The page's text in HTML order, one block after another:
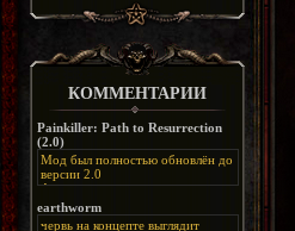
КОММЕНТАРИИ
Painkiller: Path to Resurrection
(2.0)
Мод был полностью обновлён до
версии 2.0
Альтернативная
ссылка:
FzzDkRlC8Q
earthworm
червь на концепте выглядит